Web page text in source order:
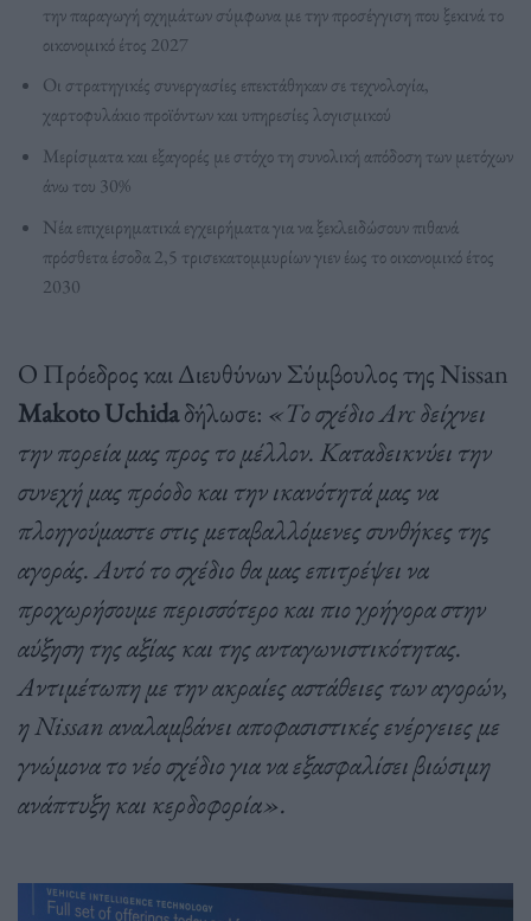
την παραγωγή οχημάτων σύμφωνα με την προσέγγιση που ξεκινά το
οικονομικό έτος 2027
Οι στρατηγικές συνεργασίες επεκτάθηκαν σε τεχνολογία,
χαρτοφυλάκιο προϊόντων και υπηρεσίες λογισμικού
Μερίσματα και εξαγορές με στόχο τη συνολική απόδοση των μετόχων
άνω του 30%
Νέα επιχειρηματικά εγχειρήματα για να ξεκλειδώσουν πιθανά
πρόσθετα έσοδα 2,5 τρισεκατομμυρίων γιεν έως το οικονομικό έτος
2030
Ο Πρόεδρος και Διευθύνων Σύμβουλος της Nissan
Makoto Uchidaδήλωσε: «Το σχέδιο Arc δείχνει
την πορεία μας προς το μέλλον. Καταδεικνύει την
συνεχή μας πρόοδο και την ικανότητά μας να
πλοηγούμαστε στις μεταβαλλόμενες συνθήκες της
αγοράς. Αυτό το σχέδιο θα μας επιτρέψει να
προχωρήσουμε περισσότερο και πιο γρήγορα στην
αύξηση της αξίας και της ανταγωνιστικότητας.
Αντιμέτωπη με την ακραίες αστάθειες των αγορών,
η Nissan αναλαμβάνει αποφασιστικές ενέργειες με
γνώμονα το νέο σχέδιο για να εξασφαλίσει βιώσιμη
ανάπτυξη και κερδοφορία».